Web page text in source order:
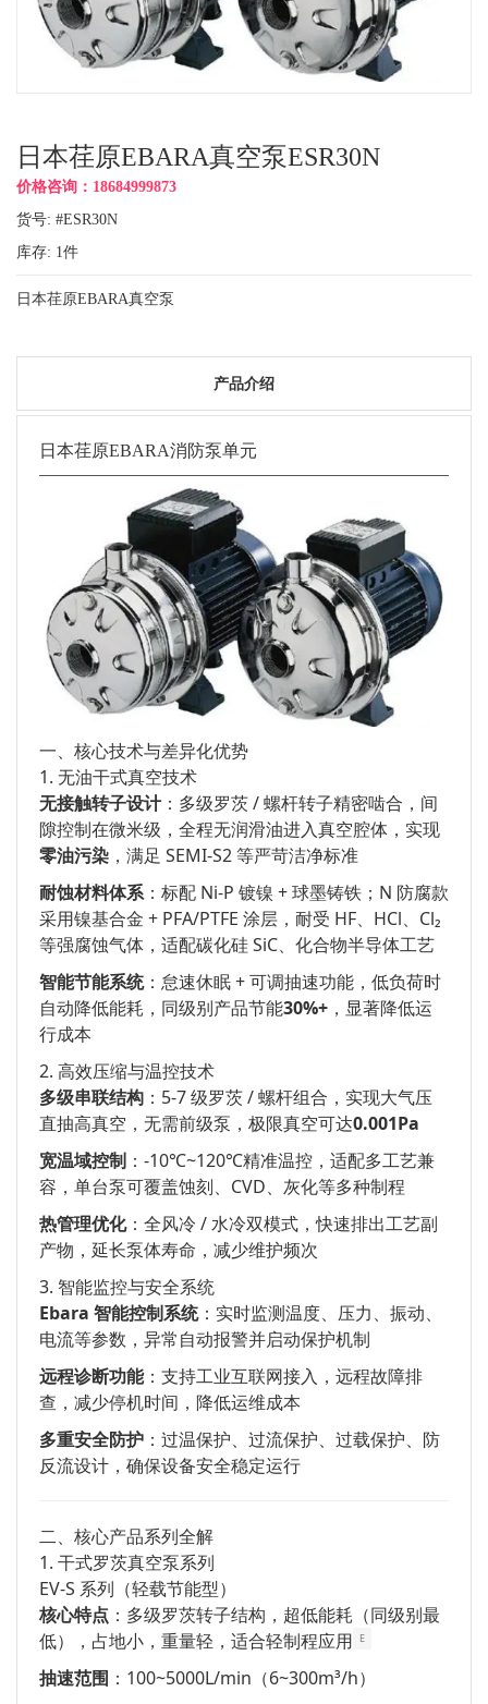
日本荏原EBARA真空泵ESR30N
价格咨询：18684999873
货号: #ESR30N
库存: 1 件
日本荏原EBARA真空泵
产品介绍
日本荏原EBARA消防泵单元
一、核心技术与差异化优势
1. 无油干式真空技术
无接触转子设计：多级罗茨 / 螺杆转子精密啮合，间
隙控制在微米级，全程无润滑油进入真空腔体，实现
零油污染 ，满足 SEMI-S2 等严苛洁净标准
耐蚀材料体系：标配 Ni-P 镀镍 + 球墨铸铁；N 防腐款
采用镍基合金 + PFA/PTFE 涂层，耐受 HF、HCl、Cl₂
等强腐蚀气体，适配碳化硅 SiC、化合物半导体工艺
智能节能系统：怠速休眠 + 可调抽速功能，低负荷时
自动降低能耗，同级别产品节能30%+ ，显著降低运
行成本
2. 高效压缩与温控技术
多级串联结构 ：5-7 级罗茨 / 螺杆组合，实现大气压
直抽高真空，无需前级泵，极限真空可达0.001Pa
宽温域控制 ：-10℃~120℃精准温控，适配多工艺兼
容，单台泵可覆盖蚀刻、CVD、灰化等多种制程
热管理优化：全风冷 / 水冷双模式，快速排出工艺副
产物，延长泵体寿命，减少维护频次
3. 智能监控与安全系统
Ebara 智能控制系统：实时监测温度、压力、振动、
电流等参数，异常自动报警并启动保护机制
远程诊断功能：支持工业互联网接入，远程故障排
查，减少停机时间，降低运维成本
多重安全防护 ：过温保护、过流保护、过载保护、防
反流设计，确保设备安全稳定运行
二、核心产品系列全解
1. 干式罗茨真空泵系列
EV-S 系列（轻载节能型）
核心特点 ：多级罗茨转子结构，超低能耗（同级别最
低），占地小，重量轻，适合轻制程应用
E
抽速范围 ：100~5000L/min（6~300m³/h）